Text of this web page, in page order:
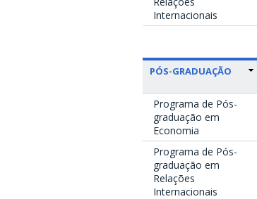
Internacionais
PÓS-GRADUAÇÃO
Programa de Pós-
graduação em
Economia
Programa de Pós-
graduação em
Relações
Internacionais